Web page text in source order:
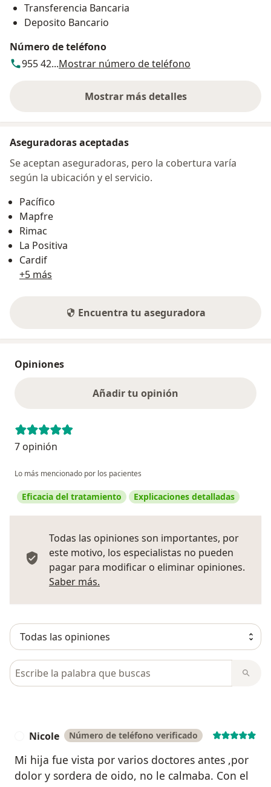
Transferencia Bancaria
Deposito Bancario
Número de teléfono
955 42...Mostrar número de teléfono
Mostrar más detalles
sobre la dirección
Aseguradoras aceptadas
Se aceptan aseguradoras, pero la cobertura varía
según la ubicación y el servicio.
Pacífico
Mapfre
Rimac
La Positiva
Cardif
+5 más
Encuentra tu aseguradora
Opiniones
Añadir tu opinión
7 opinión
Lo más mencionado por los pacientes
Eficacia del tratamiento Explicaciones detalladas
Todas las opiniones son importantes, por
este motivo, los especialistas no pueden
pagar para modificar o eliminar opiniones.
Saber más.
Busca en opiniones
Nicole Número de teléfono verificado
Mi hija fue vista por varios doctores antes ,por
dolor y sordera de oido, no le calmaba. Con el